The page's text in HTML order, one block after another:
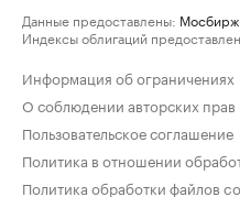
Данные предоставлены:
Индексы облигаций
Информация об ограничениях
О соблюдении авторских прав
Пользовательское соглашение
Политика в отношении
Политика обработки файлов